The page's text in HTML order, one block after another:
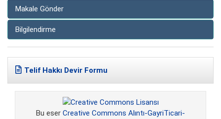
Makale Gönder
Bilgilendirme
Telif Hakkı Devir Formu
Bu eser Creative Commons Alıntı-GayriTicari-